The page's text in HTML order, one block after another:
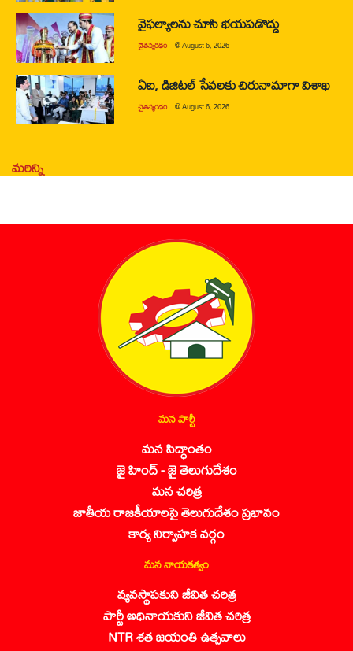
వైఫల్యాలను చూసి భయపడొద్దు
చైతన్యరధం @August 6, 2026
ఏఐ, డిజిటల్ సేవలకు చిరునామాగా విశాఖ
చైతన్యరధం @August 6, 2026
మరిన్ని
మన పార్టీ
మన సిద్ధాంతం
జై హింద్ - జై తెలుగుదేశం
మన చరిత్ర
జాతీయ రాజకీయాలపై తెలుగుదేశం ప్రభావం
కార్య నిర్వాహక వర్గం
మన నాయకత్వం
వ్యవస్థాపకుని జీవిత చరిత్ర
పార్టీ అధినాయకుని జీవిత చరిత్ర
NTR శత జయంతి ఉత్సవాలు